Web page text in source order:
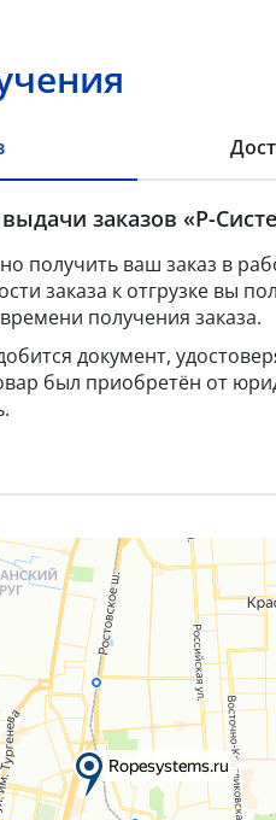
заказов «Р-
получить ваш заказ в
заказа к отгрузке вы
получения заказа.
документ,
был приобретён от